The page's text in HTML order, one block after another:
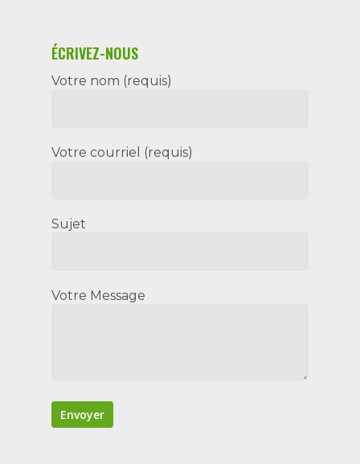
ÉCRIVEZ-NOUS
Votre nom (requis)
Votre courriel (requis)
Sujet
Votre Message